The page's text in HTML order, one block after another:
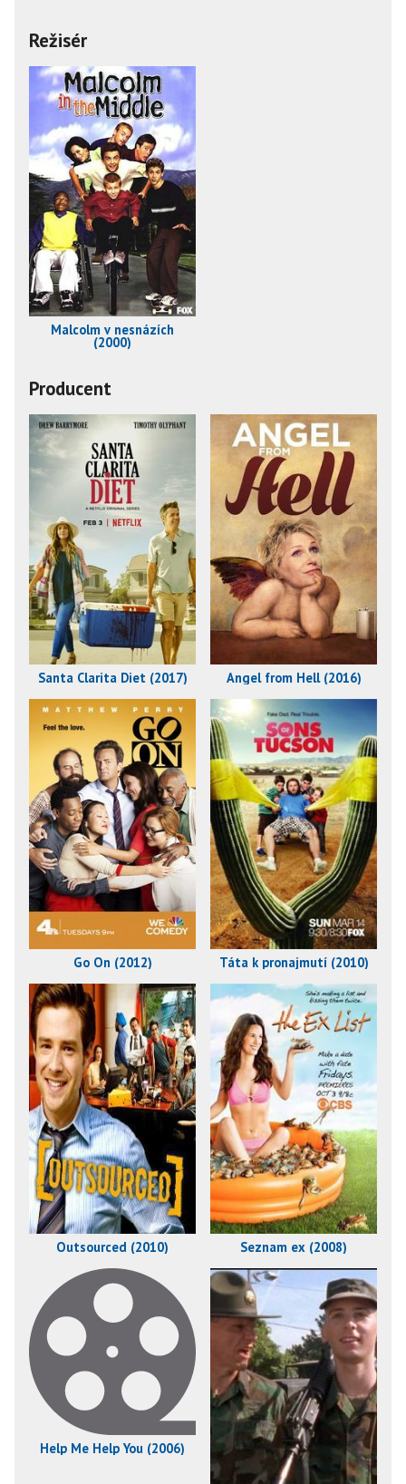
Režisér
Malcolm v nesnázích
(2000)
Producent
Santa Clarita Diet (2017) Angel from Hell (2016)
Go On (2012) Táta k pronajmutí (2010)
Outsourced (2010) Seznam ex (2008)
Help Me Help You (2006)